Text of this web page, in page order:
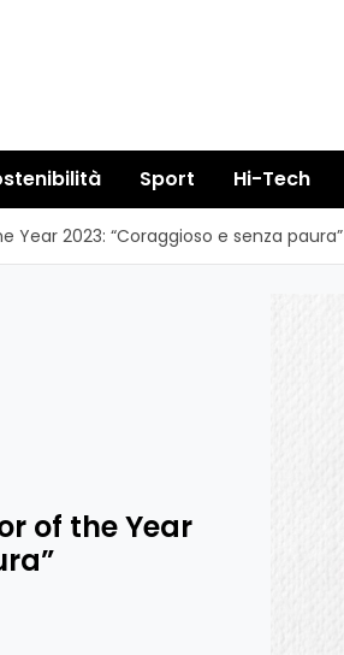
Sport Hi-Tech
2023: “Coraggioso e senza paura”
of the Year